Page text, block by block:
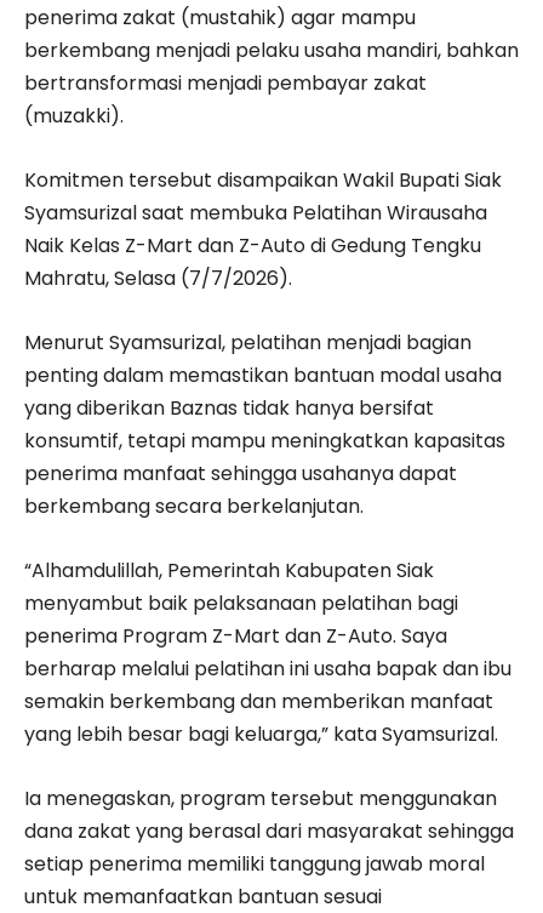
penerima zakat (mustahik) agar mampu
berkembang menjadi pelaku usaha mandiri, bahkan
bertransformasi menjadi pembayar zakat
(muzakki).
Komitmen tersebut disampaikan Wakil Bupati Siak
Syamsurizal saat membuka Pelatihan Wirausaha
Naik Kelas Z-Mart dan Z-Auto di Gedung Tengku
Mahratu, Selasa (7/7/2026).
Menurut Syamsurizal, pelatihan menjadi bagian
penting dalam memastikan bantuan modal usaha
yang diberikan Baznas tidak hanya bersifat
konsumtif, tetapi mampu meningkatkan kapasitas
penerima manfaat sehingga usahanya dapat
berkembang secara berkelanjutan.
“Alhamdulillah, Pemerintah Kabupaten Siak
menyambut baik pelaksanaan pelatihan bagi
penerima Program Z-Mart dan Z-Auto. Saya
berharap melalui pelatihan ini usaha bapak dan ibu
semakin berkembang dan memberikan manfaat
yang lebih besar bagi keluarga,” kata Syamsurizal.
Ia menegaskan, program tersebut menggunakan
dana zakat yang berasal dari masyarakat sehingga
setiap penerima memiliki tanggung jawab moral
untuk memanfaatkan bantuan sesuai